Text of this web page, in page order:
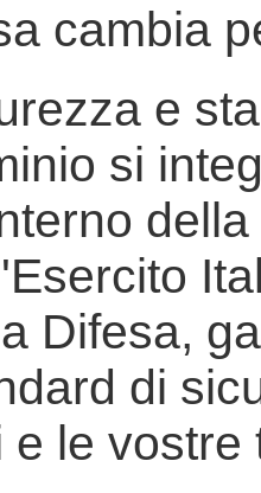
cambia
e
si
Difesa,
di
e le vostre